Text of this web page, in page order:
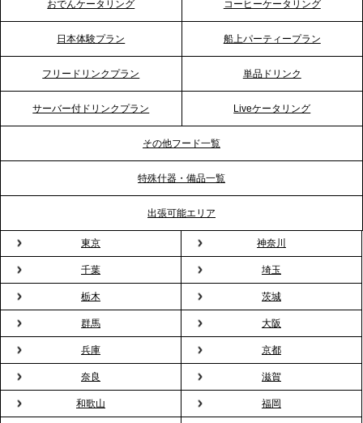
テーブル、横浜事務所を新設。神奈川エリアのサー
ビス提供体制を強化し、質の高い「場づくり」をサ
TBS「Nスタ」で、2ndTable「1DISH」の花見オー
ドブルが紹介されました
2026.3.23
プレスリリースのご案内｜入社式の“そのまま懇親
会”が企業で広がる。 新入社員の交流を支える『オフ
ィスケータリング』という新しい活用法
2026.3.20
NHK「ニュースウオッチ9」で、2ndTable「室内花
おでんケータリング コーヒーケータリング
日本体験プラン 船上パーティープラン
フリードリンクプラン 単品ドリンク
サーバー付ドリンクプラン Liveケータリング
その他フード一覧
特殊什器・備品一覧
出張可能エリア
東京 神奈川
千葉 埼玉
栃木 茨城
群馬 大阪
兵庫 京都
奈良 滋賀
和歌山 福岡